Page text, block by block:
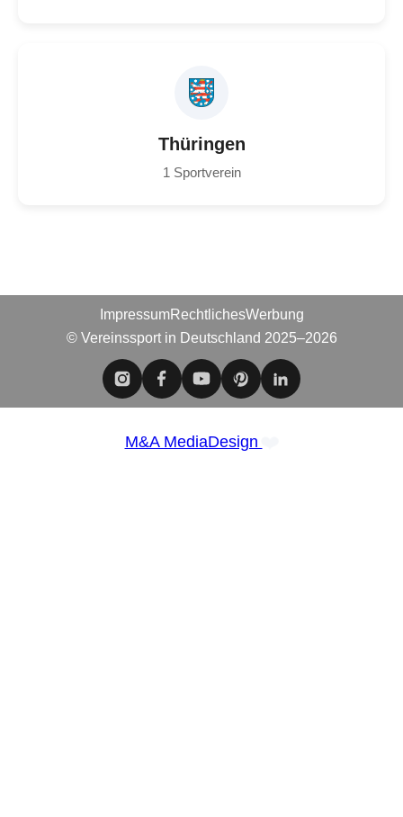
Thüringen
1 Sportverein
ImpressumRechtlichesWerbung
© Vereinssport in Deutschland 2025–2026
M&A MediaDesign